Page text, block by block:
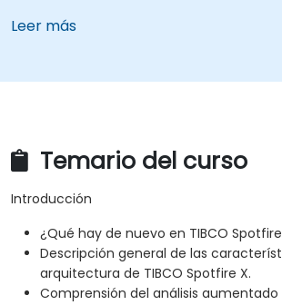
Leer más
Temario del curso
Introducción
¿Qué hay de nuevo en TIBCO
Descripción general de las
arquitectura de TIBCO Spotfire X.
Comprensión del análisis